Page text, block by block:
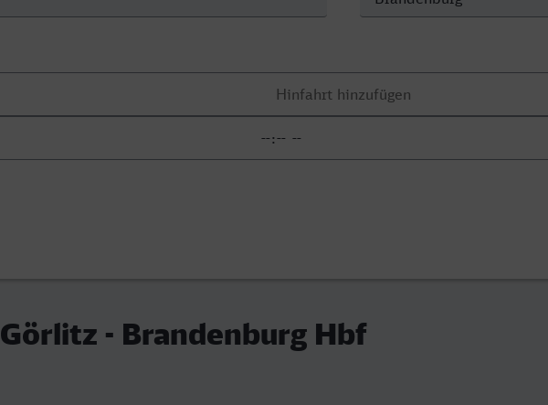
Görlitz - Brandenburg Hbf